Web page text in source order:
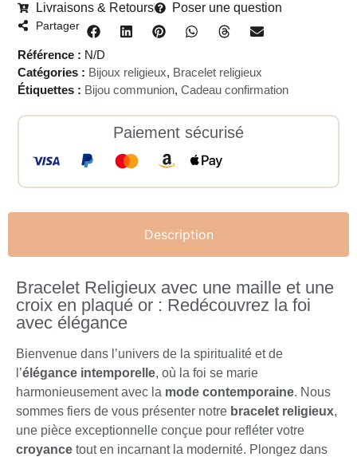
Livraisons & Retours Poser une question
Partager
Référence : N/D
Catégories : Bijoux religieux, Bracelet religieux
Étiquettes : Bijou communion,Cadeau confirmation
Paiement sécurisé
Description
Bracelet Religieux avec une maille et une
croix en plaqué or : Redécouvrez la foi
avec élégance
Bienvenue dans l’univers de la spiritualité et de
l’élégance intemporelle, où la foi se marie
harmonieusement avec la mode contemporaine. Nous
sommes fiers de vous présenter notre bracelet religieux,
une pièce exceptionnelle conçue pour refléter votre
croyance tout en incarnant la modernité. Plongez dans